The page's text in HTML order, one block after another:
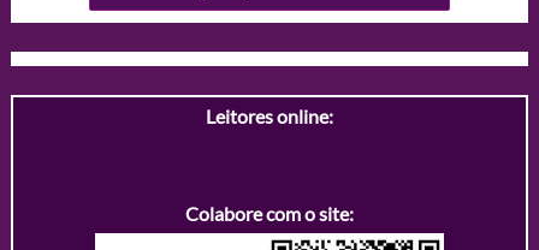
Leitores online:
Colabore com o site: